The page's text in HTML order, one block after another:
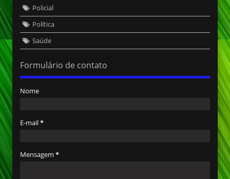
Policial
Política
Saúde
Formulário de contato
Nome
E-mail*
Mensagem *